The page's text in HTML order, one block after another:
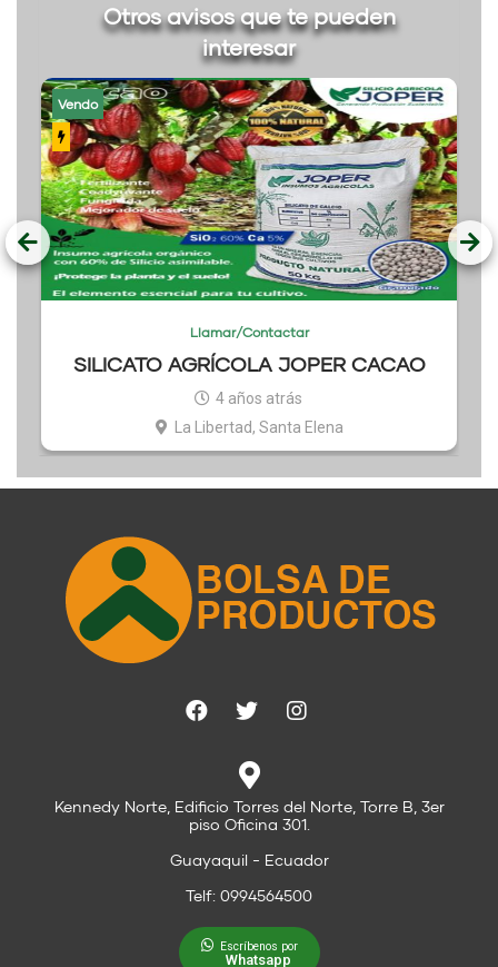
Otros avisos que te pueden
interesar
Vendo
Llamar/Contactar
SILICATO AGRÍCOLA JOPER CACAO
4 años atrás
La Libertad, Santa Elena
Kennedy Norte, Edificio Torres del Norte, Torre B, 3er
piso Oficina 301.
Guayaquil - Ecuador
Telf: 0994564500
Escríbenos por
Whatsapp